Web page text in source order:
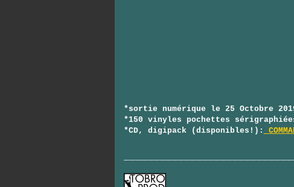
*sortie numérique le 25 Octobre
*150 vinyles pochettes
*CD, digipack(disponibles!):